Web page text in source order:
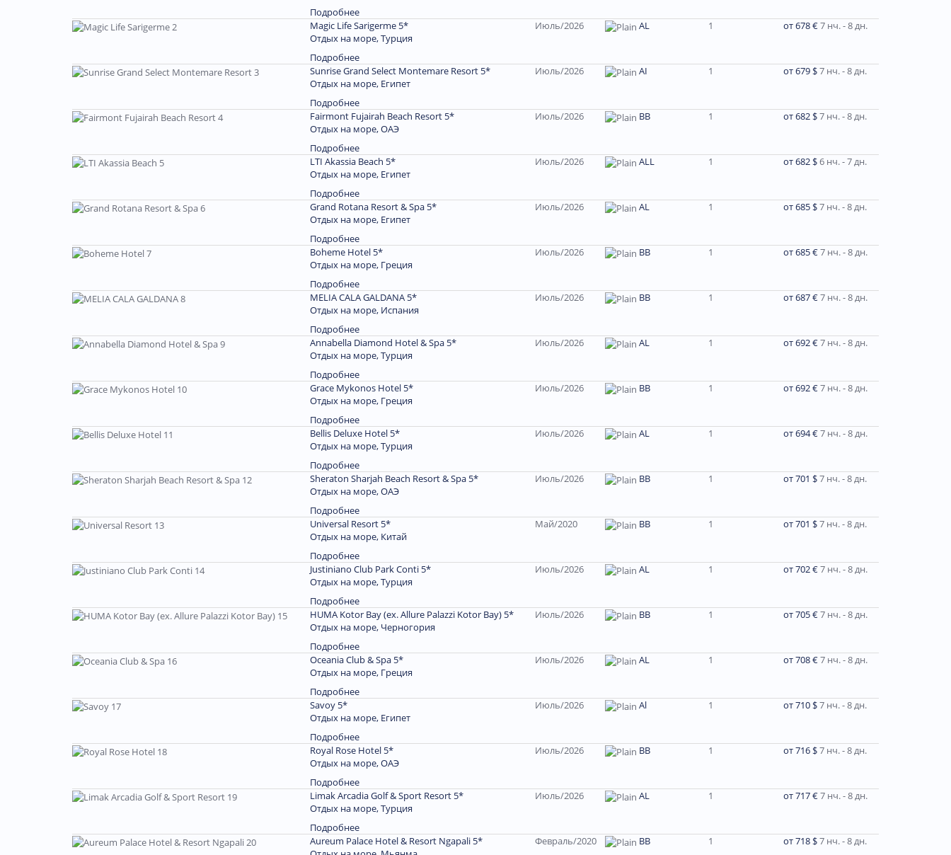
Подробнее
Magic Life Sarigerme 5*
Отдых на море, Турция
Подробнее
Июль/2026 AL 1 от 678 €7 нч. - 8 дн.
Sunrise Grand Select Montemare Resort 5*
Отдых на море, Египет
Подробнее
Июль/2026 AI 1 от 679 $7 нч. - 8 дн.
Fairmont Fujairah Beach Resort 5*
Отдых на море, ОАЭ
Подробнее
Июль/2026 ВВ 1 от 682 $7 нч. - 8 дн.
LTI Akassia Beach 5*
Отдых на море, Египет
Подробнее
Июль/2026 ALL 1 от 682 $6 нч. - 7 дн.
Grand Rotana Resort & Spa 5*
Отдых на море, Египет
Подробнее
Июль/2026 AL 1 от 685 $7 нч. - 8 дн.
Boheme Hotel 5*
Отдых на море, Греция
Подробнее
Июль/2026 BB 1 от 685 €7 нч. - 8 дн.
MELIA CALA GALDANA 5*
Отдых на море, Испания
Подробнее
Июль/2026 ВВ 1 от 687 €7 нч. - 8 дн.
Annabella Diamond Hotel & Spa 5*
Отдых на море, Турция
Подробнее
Июль/2026 AL 1 от 692 €7 нч. - 8 дн.
Grace Mykonos Hotel 5*
Отдых на море, Греция
Подробнее
Июль/2026 BB 1 от 692 €7 нч. - 8 дн.
Bellis Deluxe Hotel 5*
Отдых на море, Турция
Подробнее
Июль/2026 AL 1 от 694 €7 нч. - 8 дн.
Sheraton Sharjah Beach Resort & Spa 5*
Отдых на море, ОАЭ
Подробнее
Июль/2026 ВВ 1 от 701 $7 нч. - 8 дн.
Universal Resort 5*
Отдых на море, Китай
Подробнее
Май/2020 ВВ 1 от 701 $7 нч. - 8 дн.
Justiniano Club Park Conti 5*
Отдых на море, Турция
Подробнее
Июль/2026 AL 1 от 702 €7 нч. - 8 дн.
HUMA Kotor Bay (ex. Allure Palazzi Kotor Bay) 5*
Отдых на море, Черногория
Подробнее
Июль/2026 ВВ 1 от 705 €7 нч. - 8 дн.
Oceania Club & Spa 5*
Отдых на море, Греция
Подробнее
Июль/2026 AL 1 от 708 €7 нч. - 8 дн.
Savoy 5*
Отдых на море, Египет
Подробнее
Июль/2026 Al 1 от 710 $7 нч. - 8 дн.
Royal Rose Hotel 5*
Отдых на море, ОАЭ
Подробнее
Июль/2026 ВВ 1 от 716 $7 нч. - 8 дн.
Limak Arcadia Golf & Sport Resort 5*
Отдых на море, Турция
Подробнее
Июль/2026 AL 1 от 717 €7 нч. - 8 дн.
Aureum Palace Hotel & Resort Ngapali 5*
Февраль/2020 BB 1 от 718 $7 нч. - 8 дн.